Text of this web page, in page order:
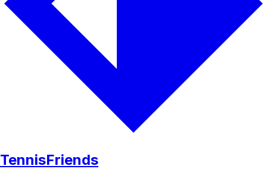
TennisFriends